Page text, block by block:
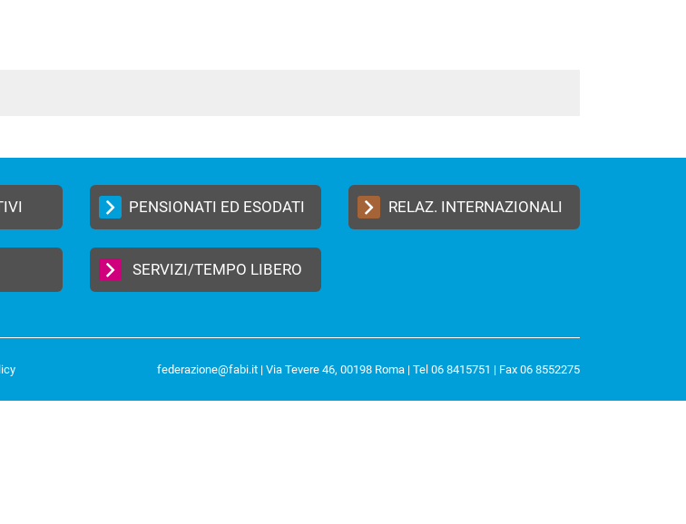
PENSIONATI ED ESODATI RELAZ. INTERNAZIONALI
SERVIZI/TEMPO LIBERO
federazione@fabi.it | Via Tevere 46, 00198 Roma | Tel 06 8415751 | Fax 06 8552275